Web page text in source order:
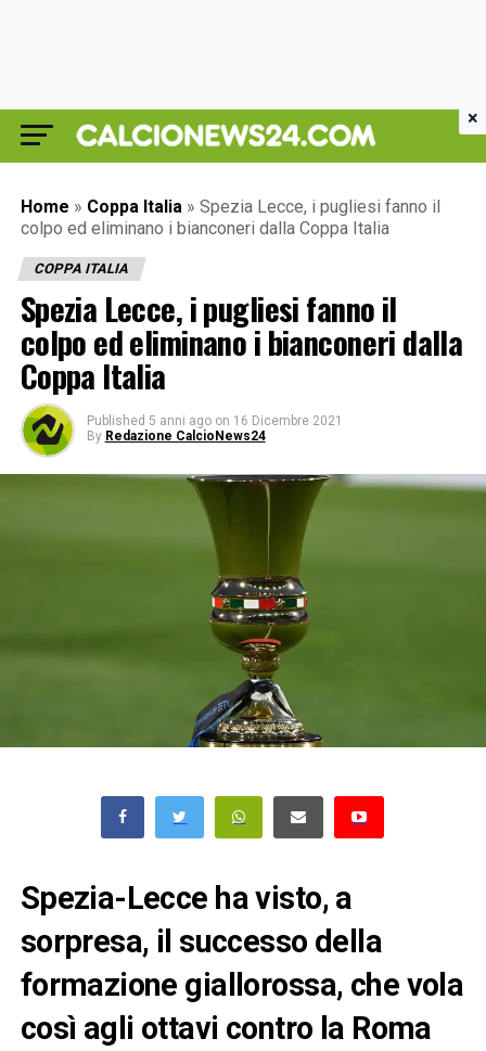
Home » Coppa Italia » Spezia Lecce, i pugliesi fanno il
colpo ed eliminano i bianconeri dalla Coppa Italia
COPPA ITALIA
Spezia Lecce, i pugliesi fanno il
colpo ed eliminano i bianconeri dalla
Coppa Italia
Published 5 anni ago on 16 Dicembre 2021
By Redazione CalcioNews24
Spezia-Lecce ha visto, a
sorpresa, il successo della
formazione giallorossa, che vola
così agli ottavi contro la Roma
×